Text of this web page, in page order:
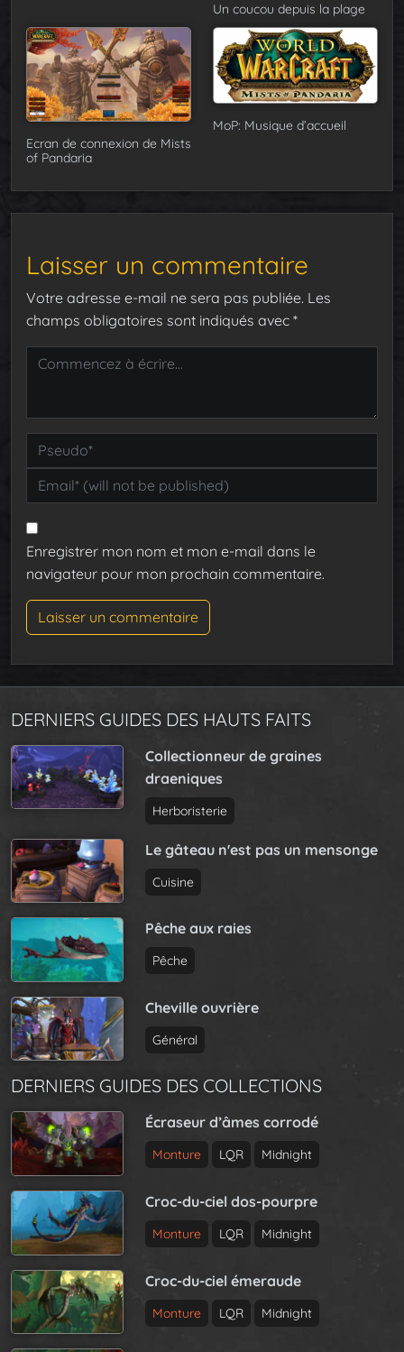
Un coucou depuis la plage
Ecran de connexion de Mists
of Pandaria
MoP: Musique d’accueil
Laisser un commentaire
Votre adresse e-mail ne sera pas publiée. Les
champs obligatoires sont indiqués avec *
Enregistrer mon nom et mon e-mail dans le
navigateur pour mon prochain commentaire.
DERNIERS GUIDES DES HAUTS FAITS
Collectionneur de graines
draeniques
Herboristerie
Le gâteau n'est pas un mensonge
Cuisine
Pêche aux raies
Pêche
Cheville ouvrière
Général
DERNIERS GUIDES DES COLLECTIONS
Écraseur d’âmes corrodé
Monture LQR Midnight
Croc-du-ciel dos-pourpre
Monture LQR Midnight
Croc-du-ciel émeraude
Monture LQR Midnight